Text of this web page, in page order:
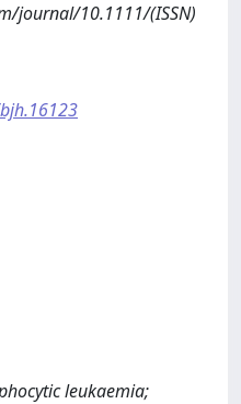
journal/10.1111/(ISSN)
leukaemia;